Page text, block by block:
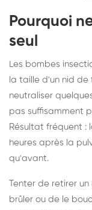
Pourquoi
seul
Les bombes
la taille d'un nid de
neutraliser
pas suffisamment
Résultat fréquent :
heures après la
qu'avant.
Tenter de retirer
brûler ou de le